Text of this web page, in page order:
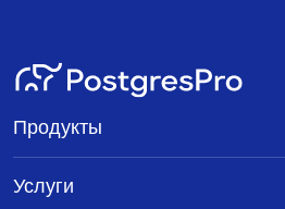
<tgl@sss.pgh.pa.us> 20
<peter_e@gmx.net>
Продукты
Услуги